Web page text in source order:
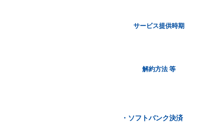
サービス提供時期
解約方法 等
・ソフトバンク決済